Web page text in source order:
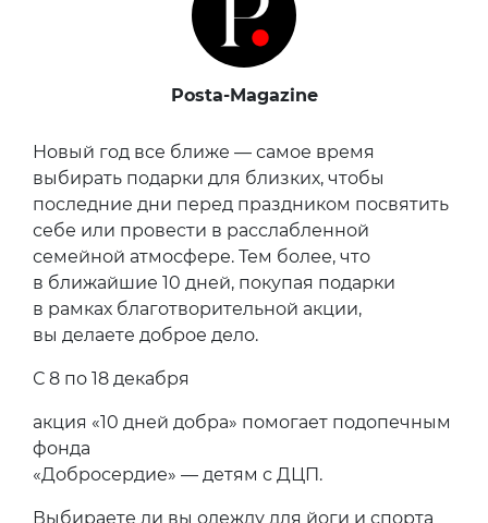
Posta-Magazine
Новый год все ближе — самое время
выбирать подарки для близких, чтобы
последние дни перед праздником посвятить
себе или провести в расслабленной
семейной атмосфере. Тем более, что
в ближайшие 10 дней, покупая подарки
в рамках благотворительной акции,
вы делаете доброе дело.
С 8 по 18 декабря
акция «10 дней добра» помогает подопечным
фонда
«Добросердие» — детям с ДЦП.
Выбираете ли вы одежду для йоги и спорта